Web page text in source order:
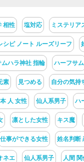
相性 塩対応 ミステリア
シピ ノート ルーズリーフ
ムハラ神社 指輪 ハーフサム
素 見つめる 自分の気持
人 女性 仙人系男子 ハ
凛とした女性 キス魔
仕事ができる女性 姓名判断
ネエ 仙人系男子 人間